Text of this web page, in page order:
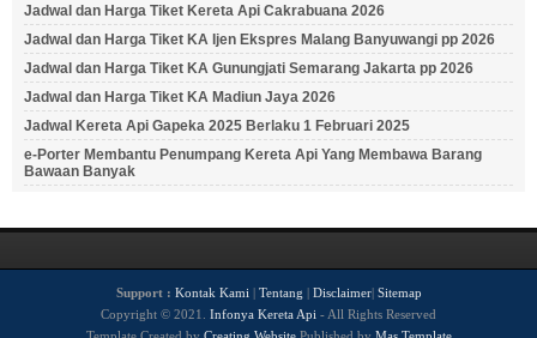
Jadwal dan Harga Tiket Kereta Api Cakrabuana 2026
Jadwal dan Harga Tiket KA Ijen Ekspres Malang Banyuwangi pp 2026
Jadwal dan Harga Tiket KA Gunungjati Semarang Jakarta pp 2026
Jadwal dan Harga Tiket KA Madiun Jaya 2026
Jadwal Kereta Api Gapeka 2025 Berlaku 1 Februari 2025
e-Porter Membantu Penumpang Kereta Api Yang Membawa Barang
Bawaan Banyak
Support : Kontak Kami | Tentang | Disclaimer| Sitemap
Copyright © 2021. Infonya Kereta Api - All Rights Reserved
Template Created by Creating WebsitePublished by Mas Template